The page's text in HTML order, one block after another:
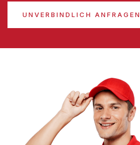
UNVERBINDLICH ANFRAGEN